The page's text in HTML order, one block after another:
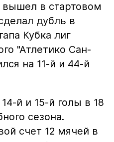
в стартовом
дубль в
Кубка лиг
"Атлетико Сан-
на 11-й и 44-й
й и 15-й голы в 18
сезона.
счет 12 мячей в